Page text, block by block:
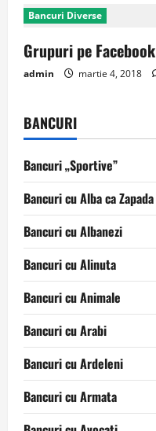
Bancuri Diverse
Grupuri pe Facebook
admin martie 4, 2018
BANCURI
Bancuri „Sportive”
Bancuri cu Alba ca Zapada
Bancuri cu Albanezi
Bancuri cu Alinuta
Bancuri cu Animale
Bancuri cu Arabi
Bancuri cu Ardeleni
Bancuri cu Armata